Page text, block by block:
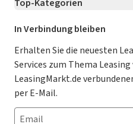
Karriere Jetzt bewerben!
Für Händler
Kooperation mit
AGB
Datenschutz
Impressum
Kontakt
Ratgeber
Magazin
Datenschutz-Einstellungen
So funktioniert’s
Häufig gestellte Fragen
Top-Kategorien
Leasing Deals
Gebrauchtwagen Leasing
Leasing ohne Anzahlung
E-Auto Leasing
Privatleasing
In Verbindung bleiben
Erhalten Sie die neuesten
Services zum Thema
LeasingMarkt.de
per E-Mail.